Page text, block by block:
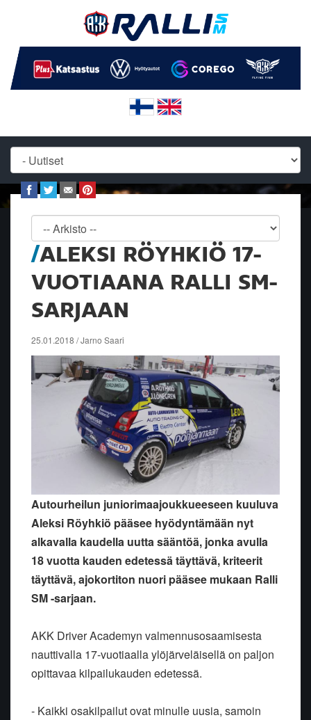
ALEKSI RÖYHKIÖ 17-
VUOTIAANA RALLI SM-
SARJAAN
25.01.2018 / Jarno Saari
Autourheilun juniorimaajoukkueeseen kuuluva
Aleksi Röyhkiö pääsee hyödyntämään nyt
alkavalla kaudella uutta sääntöä, jonka avulla
18 vuotta kauden edetessä täyttävä, kriteerit
täyttävä, ajokortiton nuori pääsee mukaan Ralli
SM -sarjaan.
AKK Driver Academyn valmennusosaamisesta
nauttivalla 17-vuotiaalla ylöjärveläisellä on paljon
opittavaa kilpailukauden edetessä.
- Kaikki osakilpailut ovat minulle uusia, samoin